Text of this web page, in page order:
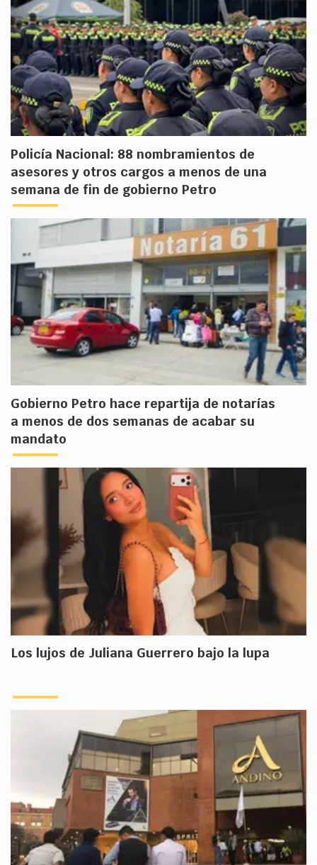
Policía Nacional: 88 nombramientos de
asesores y otros cargos a menos de una
semana de fin de gobierno Petro
Gobierno Petro hace repartija de notarías
a menos de dos semanas de acabar su
mandato
Los lujos de Juliana Guerrero bajo la lupa